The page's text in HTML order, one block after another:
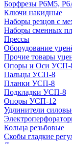
Борфрезы Р6М5,
Ключи накидные
Наборы резцов с
Наборы сменных
Прессы
Оборудование
Прочие товары
Опоры и Оси УСП-
Пальцы УСП-8
Планки УСП-8
Подкладки УСП-8
Опоры УСП-12
Удлинители
Кольца резьбовые
Скобы гладкие